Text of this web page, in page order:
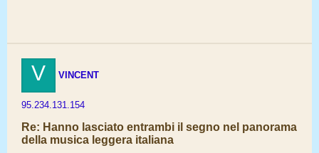
V VINCENT
95.234.131.154
Re: Hanno lasciato entrambi il segno nel panorama
della musica leggera italiana